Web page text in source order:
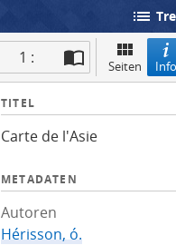
list
1 : Seiten Info
I
f
TITEL
Carte de l'Asie
METADATEN
Autoren
Hérisson, ó.